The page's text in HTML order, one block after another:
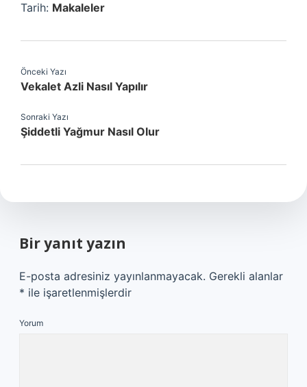
Tarih: Makaleler
Önceki Yazı
Vekalet Azli Nasıl Yapılır
Sonraki Yazı
Şiddetli Yağmur Nasıl Olur
Bir yanıt yazın
E-posta adresiniz yayınlanmayacak. Gerekli alanlar
* ile işaretlenmişlerdir
Yorum